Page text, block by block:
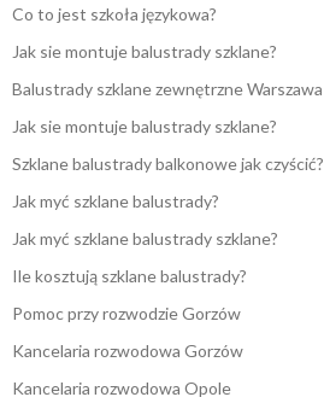
Co to jest szkoła językowa?
Jak sie montuje balustrady szklane?
Balustrady szklane zewnętrzne Warszawa
Jak sie montuje balustrady szklane?
Szklane balustrady balkonowe jak czyścić?
Jak myć szklane balustrady?
Jak myć szklane balustrady szklane?
Ile kosztują szklane balustrady?
Pomoc przy rozwodzie Gorzów
Kancelaria rozwodowa Gorzów
Kancelaria rozwodowa Opole